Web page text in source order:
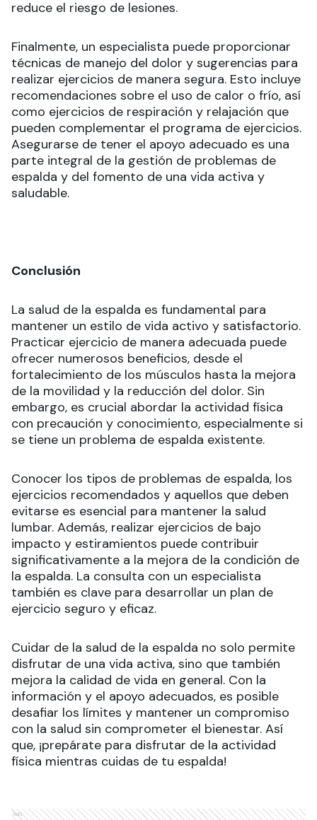
reduce el riesgo de lesiones.
Finalmente, un especialista puede proporcionar
técnicas de manejo del dolor y sugerencias para
realizar ejercicios de manera segura. Esto incluye
recomendaciones sobre el uso de calor o frío, así
como ejercicios de respiración y relajación que
pueden complementar el programa de ejercicios.
Asegurarse de tener el apoyo adecuado es una
parte integral de la gestión de problemas de
espalda y del fomento de una vida activa y
saludable.
Conclusión
La salud de la espalda es fundamental para
mantener un estilo de vida activo y satisfactorio.
Practicar ejercicio de manera adecuada puede
ofrecer numerosos beneficios, desde el
fortalecimiento de los músculos hasta la mejora
de la movilidad y la reducción del dolor. Sin
embargo, es crucial abordar la actividad física
con precaución y conocimiento, especialmente si
se tiene un problema de espalda existente.
Conocer los tipos de problemas de espalda, los
ejercicios recomendados y aquellos que deben
evitarse es esencial para mantener la salud
lumbar. Además, realizar ejercicios de bajo
impacto y estiramientos puede contribuir
significativamente a la mejora de la condición de
la espalda. La consulta con un especialista
también es clave para desarrollar un plan de
ejercicio seguro y eficaz.
Cuidar de la salud de la espalda no solo permite
disfrutar de una vida activa, sino que también
mejora la calidad de vida en general. Con la
información y el apoyo adecuados, es posible
desafiar los límites y mantener un compromiso
con la salud sin comprometer el bienestar. Así
que, ¡prepárate para disfrutar de la actividad
física mientras cuidas de tu espalda!
Ads